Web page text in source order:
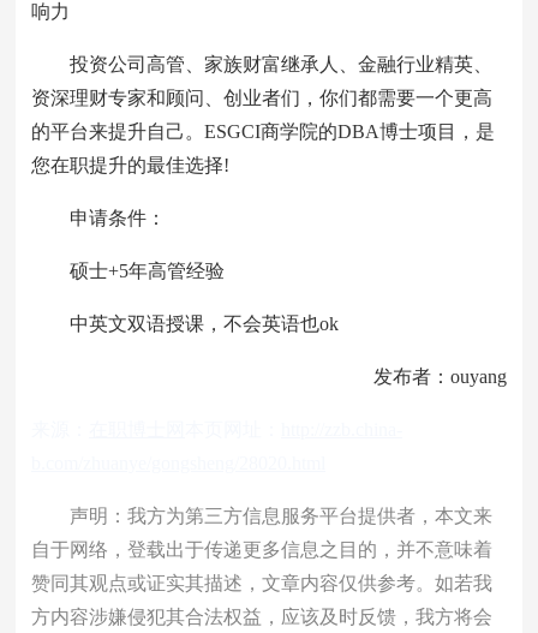
响力
投资公司高管、家族财富继承人、金融行业精英、
资深理财专家和顾问、创业者们，你们都需要一个更高
的平台来提升自己。ESGCI商学院的DBA博士项目，是
您在职提升的最佳选择!
申请条件：
硕士+5年高管经验
中英文双语授课，不会英语也ok
发布者：ouyang
声明：我方为第三方信息服务平台提供者，本文来
自于网络，登载出于传递更多信息之目的，并不意味着
赞同其观点或证实其描述，文章内容仅供参考。如若我
方内容涉嫌侵犯其合法权益，应该及时反馈，我方将会